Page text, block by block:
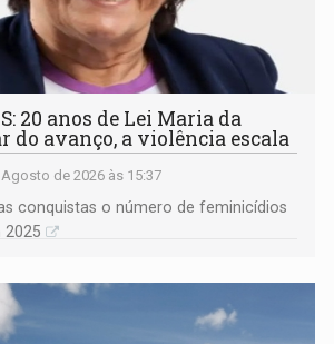
20 anos de Lei Maria da
do avanço, a violência escala
de 2026 às 15:37
conquistas o número de feminicídios
2025